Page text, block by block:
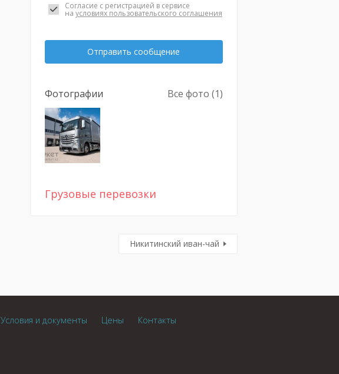
Согласие с регистрацией в сервисе
на условиях пользовательского соглашения
Отправить сообщение
Фотографии Все фото (1)
Грузовые перевозки
Никитинский иван-чай
Условия и документы Цены Контакты